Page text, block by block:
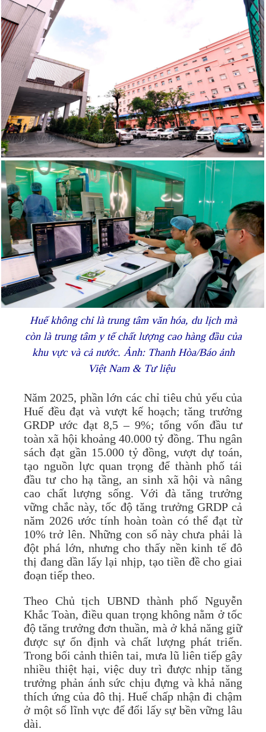
Huế không chỉ là trung tâm văn hóa, du lịch mà
còn là trung tâm y tế chất lượng cao hàng đầu của
khu vực và cả nước. Ảnh: Thanh Hòa/Báo ảnh
Việt Nam & Tư liệu
Năm 2025, phần lớn các chỉ tiêu chủ yếu của
Huế đều đạt và vượt kế hoạch; tăng trưởng
GRDP ước đạt 8,5 – 9%; tổng vốn đầu tư
toàn xã hội khoảng 40.000 tỷ đồng. Thu ngân
sách đạt gần 15.000 tỷ đồng, vượt dự toán,
tạo nguồn lực quan trọng để thành phố tái
đầu tư cho hạ tầng, an sinh xã hội và nâng
cao chất lượng sống. Với đà tăng trưởng
vững chắc này, tốc độ tăng trưởng GRDP cả
năm 2026 ước tính hoàn toàn có thể đạt từ
10% trở lên. Những con số này chưa phải là
đột phá lớn, nhưng cho thấy nền kinh tế đô
thị đang dần lấy lại nhịp, tạo tiền đề cho giai
đoạn tiếp theo.
Theo Chủ tịch UBND thành phố Nguyễn
Khắc Toàn, điều quan trọng không nằm ở tốc
độ tăng trưởng đơn thuần, mà ở khả năng giữ
được sự ổn định và chất lượng phát triển.
Trong bối cảnh thiên tai, mưa lũ liên tiếp gây
nhiều thiệt hại, việc duy trì được nhịp tăng
trưởng phản ánh sức chịu đựng và khả năng
thích ứng của đô thị. Huế chấp nhận đi chậm
ở một số lĩnh vực để đổi lấy sự bền vững lâu
dài.